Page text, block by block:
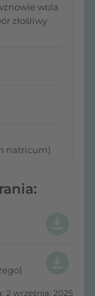
wola
złośliwy
natricum)
2 września, 2025